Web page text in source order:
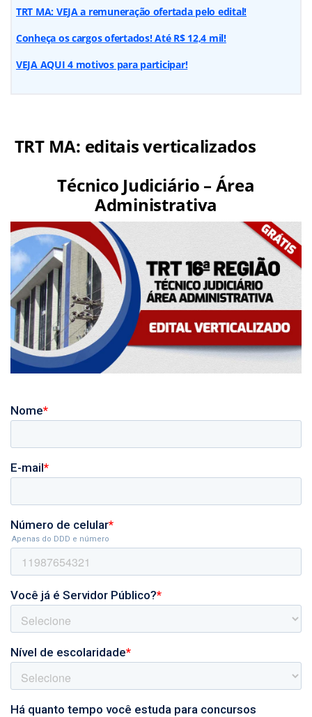
TRT MA: VEJA a remuneração ofertada pelo edital!
Conheça os cargos ofertados! Até R$ 12,4 mil!
VEJA AQUI 4 motivos para participar!
TRT MA: editais verticalizados
Técnico Judiciário – Área
Administrativa